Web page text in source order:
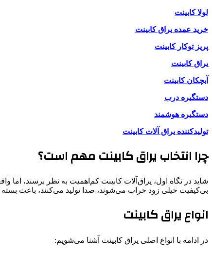
لولا کابینت
خرید عمده یراق کابینت
پریز توکار کابینت
یراق کابینت
آبچکان کابینت
دستگیره درب
دستگیره هوشمند
تولیدکننده یراق آلات کابینت
چرا انتخاب یراق کابینت مهم است؟
شاید در نگاه اول، یراق‌آلات کابینت کم‌اهمیت به نظر برسند،
بی‌کیفیت خیلی زود خراب می‌شوند، صدا تولید می‌کنند، باعث
انواع یراق کابینت
در ادامه با انواع اصلی یراق کابینت آشنا می‌شویم: